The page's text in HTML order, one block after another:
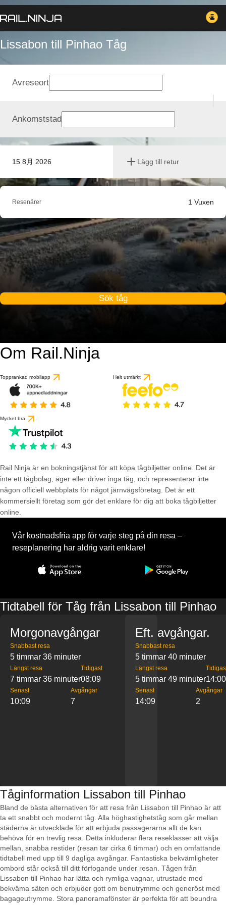
Lissabon till Pinhao Tåg
15 8月 2026 Lägg till retur
Avreseort
Ankomststad
Resenärer 1 Vuxen
Sök tåg
Om Rail.Ninja
Topprankad mobilapp Helt utmärkt
Mycket bra
Rail Ninja är en bokningstjänst för att köpa tågbiljetter online. Det är
inte ett tågbolag, äger eller driver inga tåg, och representerar inte
någon officiell webbplats för något järnvägsföretag. Det är ett
kommersiellt företag som gör det enklare för dig att boka tågbiljetter
online.
Vår kostnadsfria app för varje steg på din resa –
reseplanering har aldrig varit enklare!
Tidtabell för Tåg från Lissabon till Pinhao
Morgonavgångar
Snabbast resa
5 timmar 36 minuter
Längst resa
7 timmar 36 minuter
Tidigast
08:09
Senast
10:09
Avgångar
7
Eft. avgångar.
Snabbast resa
5 timmar 40 minuter
Längst resa
5 timmar 49 minuter14:00
Senast
14:09
Avgångar
2
Tåginformation Lissabon till Pinhao
Bland de bästa alternativen för att resa från Lissabon till Pinhao är att
ta ett snabbt och modernt tåg. Alla höghastighetståg som går mellan
städerna är utvecklade för att erbjuda passagerarna allt de kan
behöva för en trevlig resa. Detta inkluderar flera reseklasser att välja
mellan, snabba restider (resan tar cirka 6 timmar) och en omfattande
tidtabell med upp till 9 dagliga avgångar. Fantastiska bekvämligheter
ombord står också till ditt förfogande under resan. Tågen från
Lissabon till Pinhao har lätta och rymliga vagnar, utrustade med
bekväma säten och erbjuder gott om benutrymme och generöst med
bagageutrymme. Stora panoramafönster är perfekta för att beundra